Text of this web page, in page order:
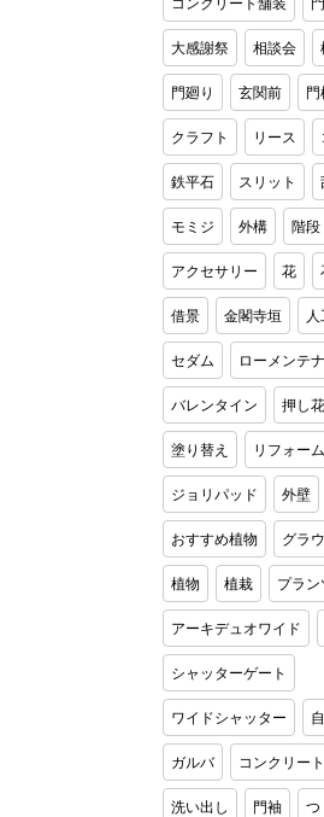
大感謝祭 相談会
門廻り 玄関前 門
クラフト リース
鉄平石 スリット
モミジ 外構 階段
アクセサリー 花
借景 金閣寺垣
セダム ローメンテ
バレンタイン 押し花
塗り替え リフォーム
ジョリパッド 外壁
おすすめ植物 グラ
植物 植栽 プラ
アーキデュオワイド
シャッターゲート
ワイドシャッター
ガルバ コンクリート
洗い出し 門袖 つ